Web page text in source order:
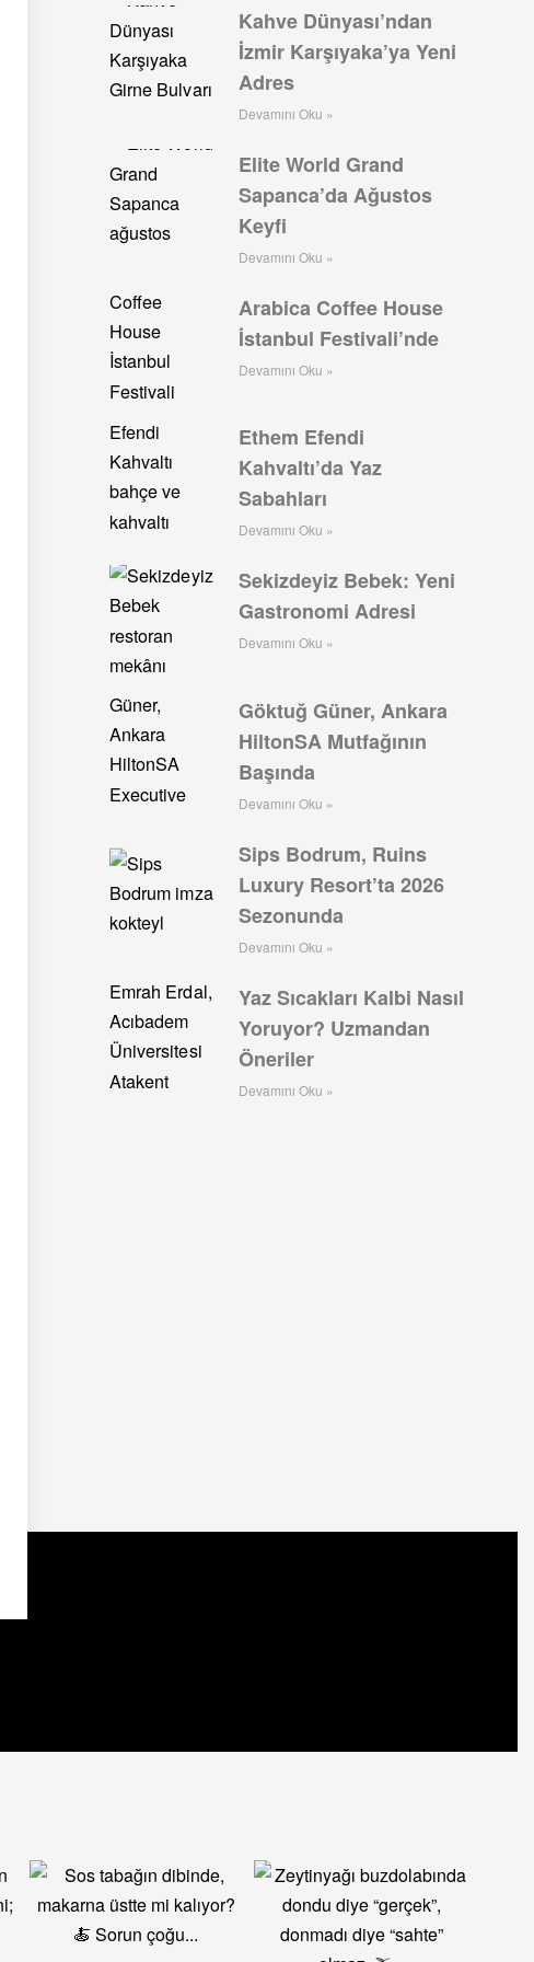
Kahve Dünyası’ndan
İzmir Karşıyaka’ya Yeni
Adres
Devamını Oku »
Elite World Grand
Sapanca’da Ağustos
Keyfi
Devamını Oku »
Arabica Coffee House
İstanbul Festivali’nde
Devamını Oku »
Ethem Efendi
Kahvaltı’da Yaz
Sabahları
Devamını Oku »
Sekizdeyiz Bebek: Yeni
Gastronomi Adresi
Devamını Oku »
Göktuğ Güner, Ankara
HiltonSA Mutfağının
Başında
Devamını Oku »
Sips Bodrum, Ruins
Luxury Resort’ta 2026
Sezonunda
Devamını Oku »
Yaz Sıcakları Kalbi Nasıl
Yoruyor? Uzmandan
Öneriler
Devamını Oku »